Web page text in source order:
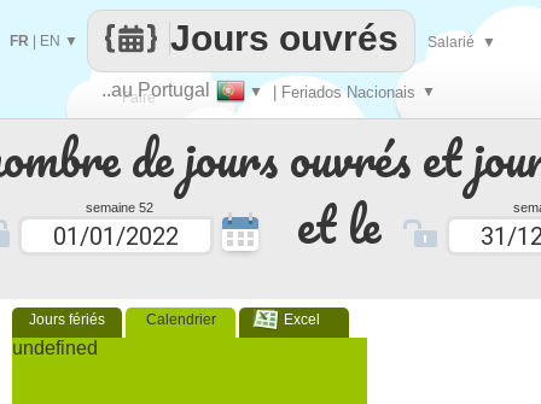
de jours ouvrés et
semaine 52 et le
Jours fériés Calendrier Excel
undefined
Faire
que
..au Portugal ▼ | Feriados Nacionais ▼
Jours ouvrés
FR EN ▼ Salarié ▼